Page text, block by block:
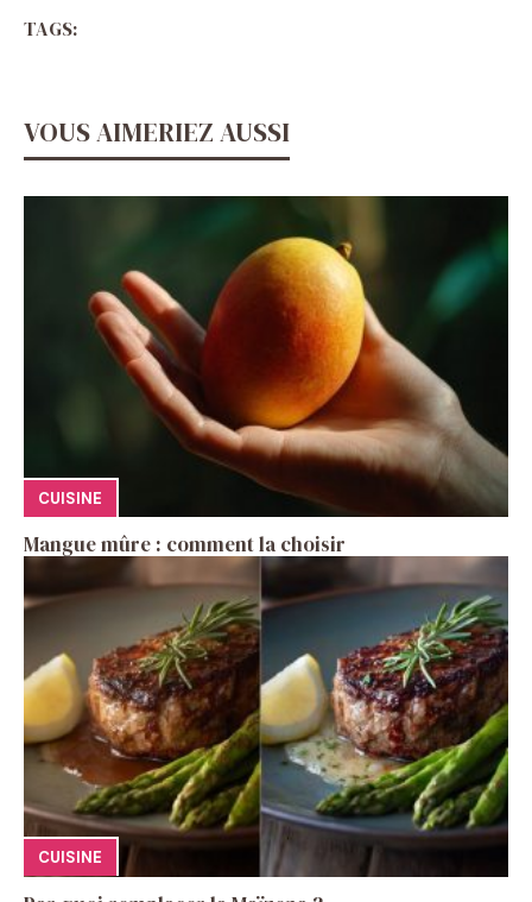
TAGS:
VOUS AIMERIEZ AUSSI
CUISINE
Mangue mûre : comment la choisir
CUISINE